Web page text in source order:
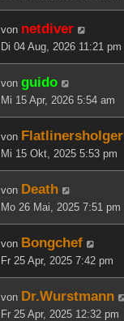
von netdiver
Di 04 Aug, 2026 11:21 pm
von guido
Mi 15 Apr, 2026 5:54 am
von Flatlinersholger
Mi 15 Okt, 2025 5:53 pm
von Death
Mo 26 Mai, 2025 7:51 pm
von Bongchef
Fr 25 Apr, 2025 7:42 pm
von Dr.Wurstmann
Fr 25 Apr, 2025 12:32 pm